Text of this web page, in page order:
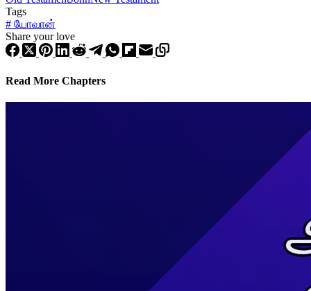
Tags
# யோவான்
Share your love
Read More Chapters